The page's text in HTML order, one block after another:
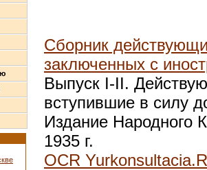
Сборник
заключенных с
Выпуск I-II.
вступившие в силу
Издание Народного
1935 г.
OCR